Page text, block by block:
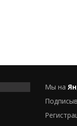
Мы на